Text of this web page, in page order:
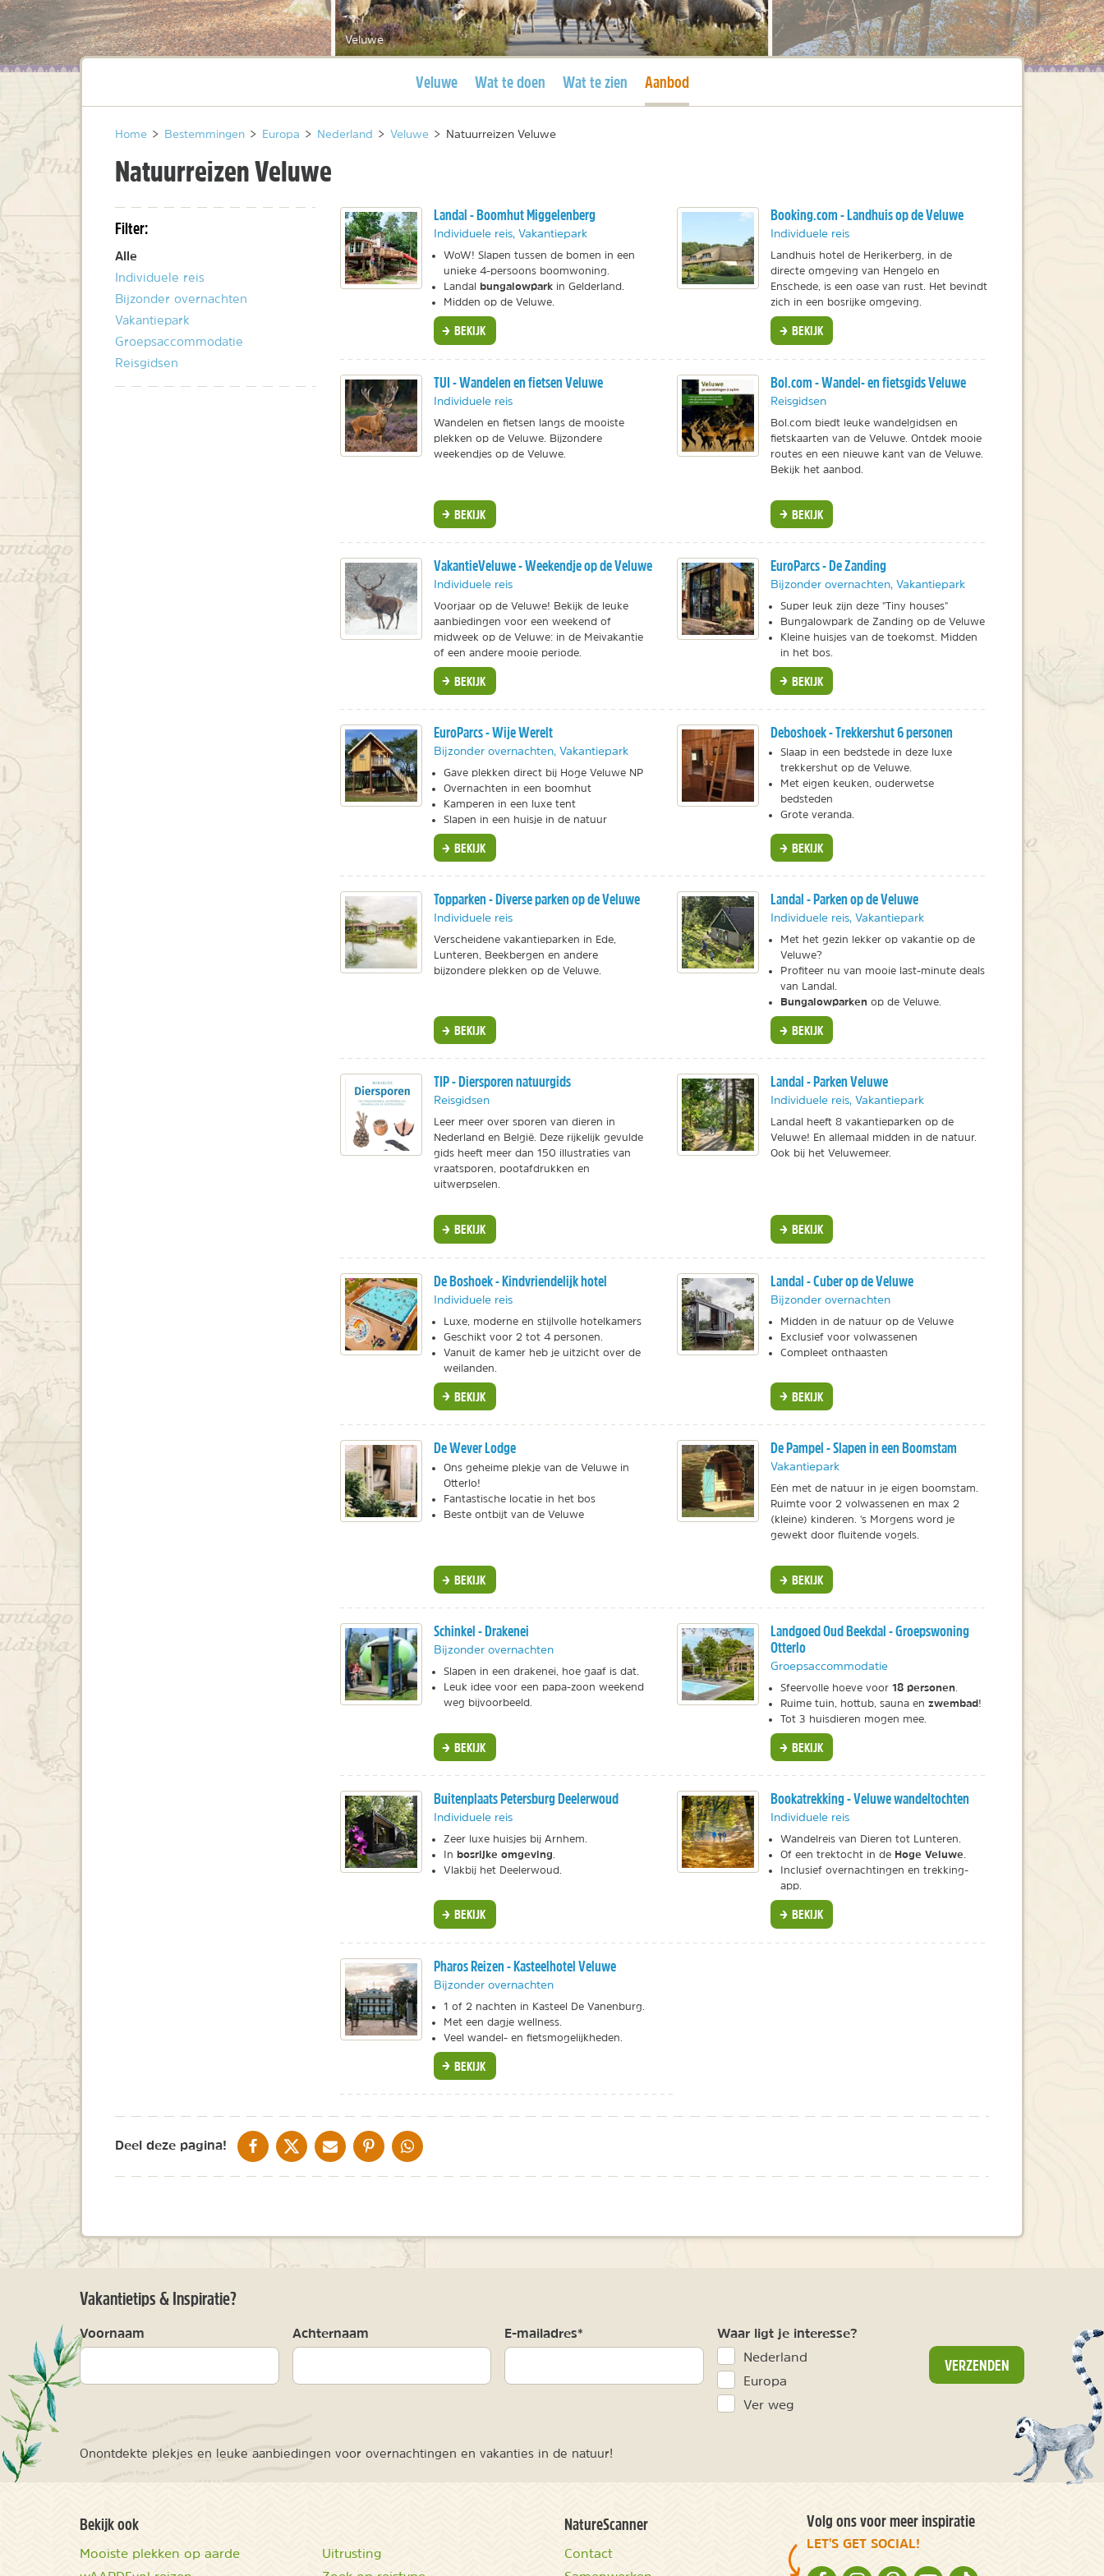
Veluwe
Huidige pagina
Veluwe Wat te doen Wat te zien Huidige pagina
Aanbod
Home > Bestemmingen > Europa > Nederland > Veluwe > Natuurreizen Veluwe
Natuurreizen Veluwe
Filter:
Alle
Individuele reis
Bijzonder overnachten
Vakantiepark
Groepsaccommodatie
Reisgidsen
Landal - Boomhut Miggelenberg
Individuele reis, Vakantiepark
WoW! Slapen tussen de bomen in een
unieke 4-persoons boomwoning.
Landal
bungalowpark in Gelderland.
Midden op de Veluwe.
BEKIJK
Booking.com - Landhuis op de Veluwe
Individuele reis
Landhuis hotel de Herikerberg, in de
directe omgeving van Hengelo en
Enschede, is een oase van rust. Het bevindt
zich in een bosrijke omgeving.
BEKIJK
TUI - Wandelen en fietsen Veluwe
Individuele reis
Wandelen en fietsen langs de mooiste
plekken op de Veluwe. Bijzondere
weekendjes op de Veluwe.
BEKIJK
Bol.com - Wandel- en fietsgids Veluwe
Reisgidsen
Bol.com biedt leuke wandelgidsen en
fietskaarten van de Veluwe. Ontdek mooie
routes en een nieuwe kant van de Veluwe.
Bekijk het aanbod.
BEKIJK
VakantieVeluwe - Weekendje op de Veluwe
Individuele reis
Voorjaar op de Veluwe! Bekijk de leuke
aanbiedingen voor een weekend of
midweek op de Veluwe: in de Meivakantie
of een andere mooie periode.
BEKIJK
EuroParcs - De Zanding
Bijzonder overnachten, Vakantiepark
Super leuk zijn deze "Tiny houses"
Bungalowpark de Zanding op de Veluwe
Kleine huisjes van de toekomst. Midden
in het bos.
BEKIJK
EuroParcs - Wije Werelt
Bijzonder overnachten, Vakantiepark
Gave plekken direct bij Hoge Veluwe NP
Overnachten in een boomhut
Kamperen in een luxe tent
Slapen in een huisje in de natuur
BEKIJK
Deboshoek - Trekkershut 6 personen
Slaap in een bedstede in deze luxe
trekkershut op de Veluwe.
Met eigen keuken, ouderwetse
bedsteden
Grote veranda.
BEKIJK
Topparken - Diverse parken op de Veluwe
Individuele reis
Verscheidene vakantieparken in Ede,
Lunteren, Beekbergen en andere
bijzondere plekken op de Veluwe.
BEKIJK
Landal - Parken op de Veluwe
Individuele reis, Vakantiepark
Met het gezin lekker op vakantie op de
Veluwe?
Profiteer nu van mooie last-minute deals
van Landal.
Bungalowparken op de Veluwe.
BEKIJK
TIP - Diersporen natuurgids
Reisgidsen
Leer meer over sporen van dieren in
Nederland en België. Deze rijkelijk gevulde
gids heeft meer dan 150 illustraties van
vraatsporen, pootafdrukken en
uitwerpselen.
BEKIJK
Landal - Parken Veluwe
Individuele reis, Vakantiepark
Landal heeft 8 vakantieparken op de
Veluwe! En allemaal midden in de natuur.
Ook bij het Veluwemeer.
BEKIJK
De Boshoek - Kindvriendelijk hotel
Individuele reis
Luxe, moderne en stijlvolle hotelkamers
Geschikt voor 2 tot 4 personen.
Vanuit de kamer heb je uitzicht over de
weilanden.
BEKIJK
Landal - Cuber op de Veluwe
Bijzonder overnachten
Midden in de natuur op de Veluwe
Exclusief voor volwassenen
Compleet onthaasten
BEKIJK
De Wever Lodge
Ons geheime plekje van de Veluwe in
Otterlo!
Fantastische locatie in het bos
Beste ontbijt van de Veluwe
BEKIJK
De Pampel - Slapen in een Boomstam
Vakantiepark
Eén met de natuur in je eigen boomstam.
Ruimte voor 2 volwassenen en max 2
(kleine) kinderen. 's Morgens word je
gewekt door fluitende vogels.
BEKIJK
Schinkel - Drakenei
Bijzonder overnachten
Slapen in een drakenei, hoe gaaf is dat.
Leuk idee voor een papa-zoon weekend
weg bijvoorbeeld.
BEKIJK
Landgoed Oud Beekdal - Groepswoning
Otterlo
Groepsaccommodatie
Sfeervolle hoeve voor 18 personen
Ruime tuin, hottub, sauna en zwembad!
Tot 3 huisdieren mogen mee.
BEKIJK
Buitenplaats Petersburg Deelerwoud
Individuele reis
Zeer luxe huisjes bij Arnhem.
In bosrijke omgeving
Vlakbij het Deelerwoud.
BEKIJK
Bookatrekking - Veluwe wandeltochten
Individuele reis
Wandelreis van Dieren tot Lunteren.
Of een trektocht in de Hoge Veluwe
Inclusief overnachtingen en trekking-
app.
BEKIJK
Pharos Reizen - Kasteelhotel Veluwe
Bijzonder overnachten
1 of 2 nachten in Kasteel De Vanenburg.
Met een dagje wellness.
Veel wandel- en fietsmogelijkheden.
BEKIJK
Deel deze pagina! DELEN OP FACEBOOK
DELEN OP XDELEN VIA DE MAIL
DELEN OP PINTEREST
DELEN OP WHATSAPP
Vakantietips & Inspiratie?
Voornaam Achternaam E-mailadres* Waar ligt je interesse?
Nederland
Europa
Ver weg
VERZENDEN
Onontdekte plekjes en leuke aanbiedingen voor overnachtingen en vakanties in de natuur!
Bekijk ook
Mooiste plekken op aarde
Uitrusting
NatureScanner
Contact
Volg ons voor meer inspiratie
LET'S GET SOCIAL!